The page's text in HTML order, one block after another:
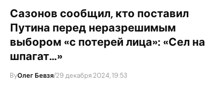
Сазонов сообщил, кто поставил
Путина перед неразрешимым
выбором «с потерей лица»: «Сел на
шпагат…»
ByОлег Бевзя/29 декабря 2024, 19:53